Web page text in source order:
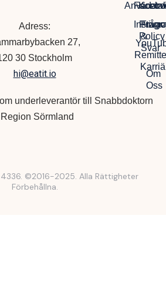
Adress:
27,
30 Stockholm
hi@eatit.io
underleverantör till Snabbdoktorn
Sörmland
Policy
Om
Oss
&
Svar
©2016-2025. Alla Rättigheter
Förbehållna.